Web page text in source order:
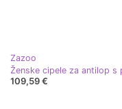
Zazoo
109,59 €